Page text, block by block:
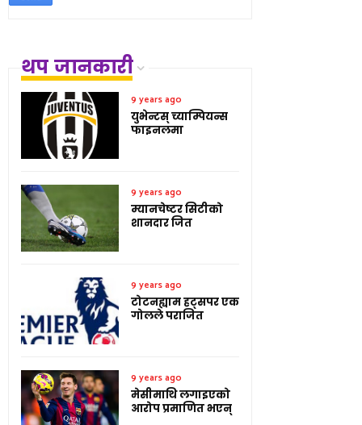
थप जानकारी
9 years ago
युभेन्टस् च्याम्पियन्स
फाइनलमा
9 years ago
म्यानचेष्टर सिटीको
शानदार जित
9 years ago
टोटनह्याम हट्सपर एक
गोलले पराजित
9 years ago
मेसीमाथि लगाइएको
आरोप प्रमाणित भएन्